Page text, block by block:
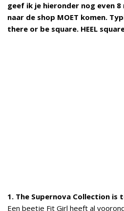
geef ik je hieronder nog even
naar de shop MOET komen.
there or be square. HEEL
1. The Supernova Collection is
Een beetje Fit Girl heeft al